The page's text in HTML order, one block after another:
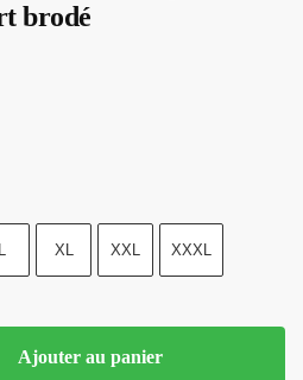
brodé
L XL XXL XXXL
Ajouter au panier